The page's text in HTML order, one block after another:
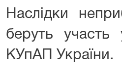
Наслідки
беруть участь
КУпАП України.